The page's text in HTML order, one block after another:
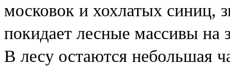
московок и хохлатых синиц,
покидает лесные массивы на
В лесу остаются небольшая